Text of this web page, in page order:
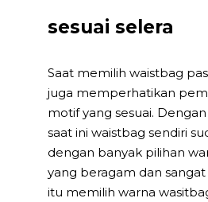
sesuai selera
Saat memilih waistbag
juga memperhatikan
motif yang sesuai.
saat ini waistbag sendiri
dengan banyak pilihan
yang beragam dan sangat
itu memilih warna